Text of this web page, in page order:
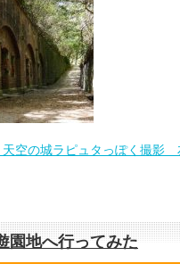
空の城ラピュタっぽく撮影
園地へ行ってみた